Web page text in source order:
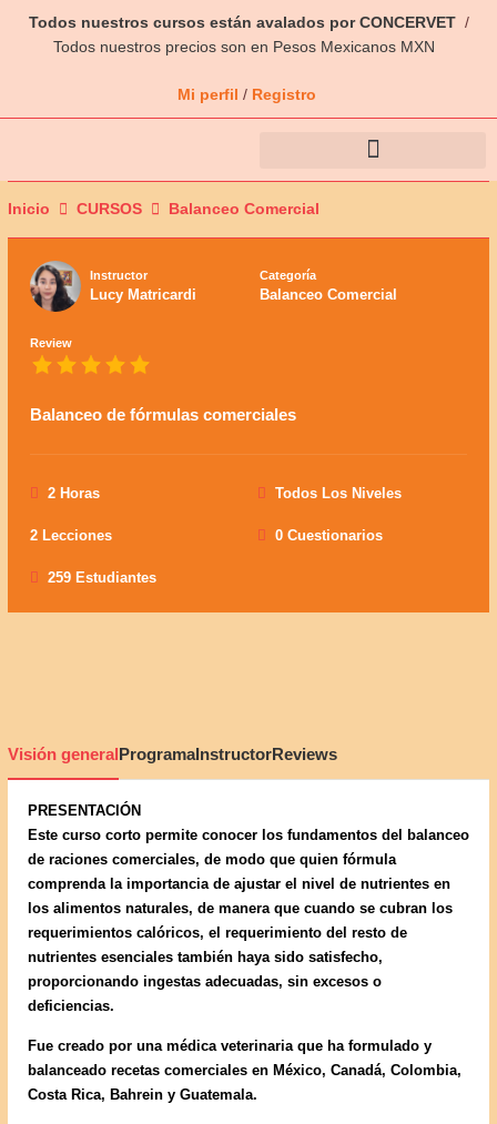
Todos nuestros cursos están avalados por CONCERVET /
Todos nuestros precios son en Pesos Mexicanos MXN
Mi perfil / Registro
Inicio CURSOS Balanceo Comercial
Instructor
Lucy Matricardi
Categoría
Balanceo Comercial
Review
Balanceo de fórmulas comerciales
2 Horas Todos Los Niveles
2 Lecciones 0 Cuestionarios
259 Estudiantes
Visión generalProgramaInstructorReviews
PRESENTACIÓN
Este curso corto permite conocer los fundamentos del balanceo
de raciones comerciales, de modo que quien fórmula
comprenda la importancia de ajustar el nivel de nutrientes en
los alimentos naturales, de manera que cuando se cubran los
requerimientos calóricos, el requerimiento del resto de
nutrientes esenciales también haya sido satisfecho,
proporcionando ingestas adecuadas, sin excesos o
deficiencias.
Fue creado por una médica veterinaria que ha formulado y
balanceado recetas comerciales en México, Canadá, Colombia,
Costa Rica, Bahrein y Guatemala.